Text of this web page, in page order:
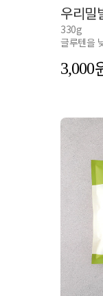
우리밀
330g
글루텐을
3,000